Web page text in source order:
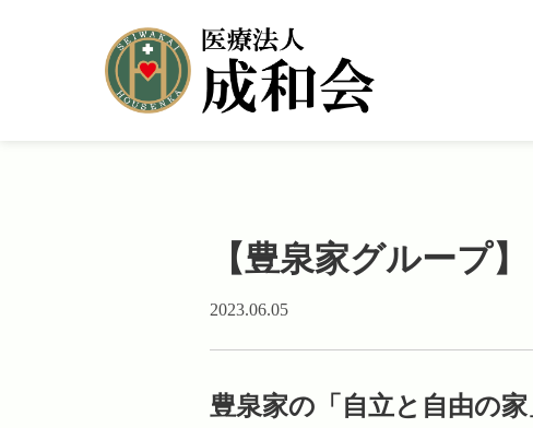
【豊泉家グループ
2023.06.05
豊泉家の「自立と自由の家